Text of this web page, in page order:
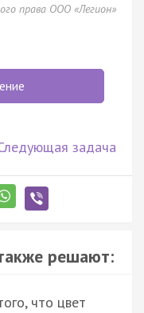
права ООО «Легион»
задача
решают:
что цвет